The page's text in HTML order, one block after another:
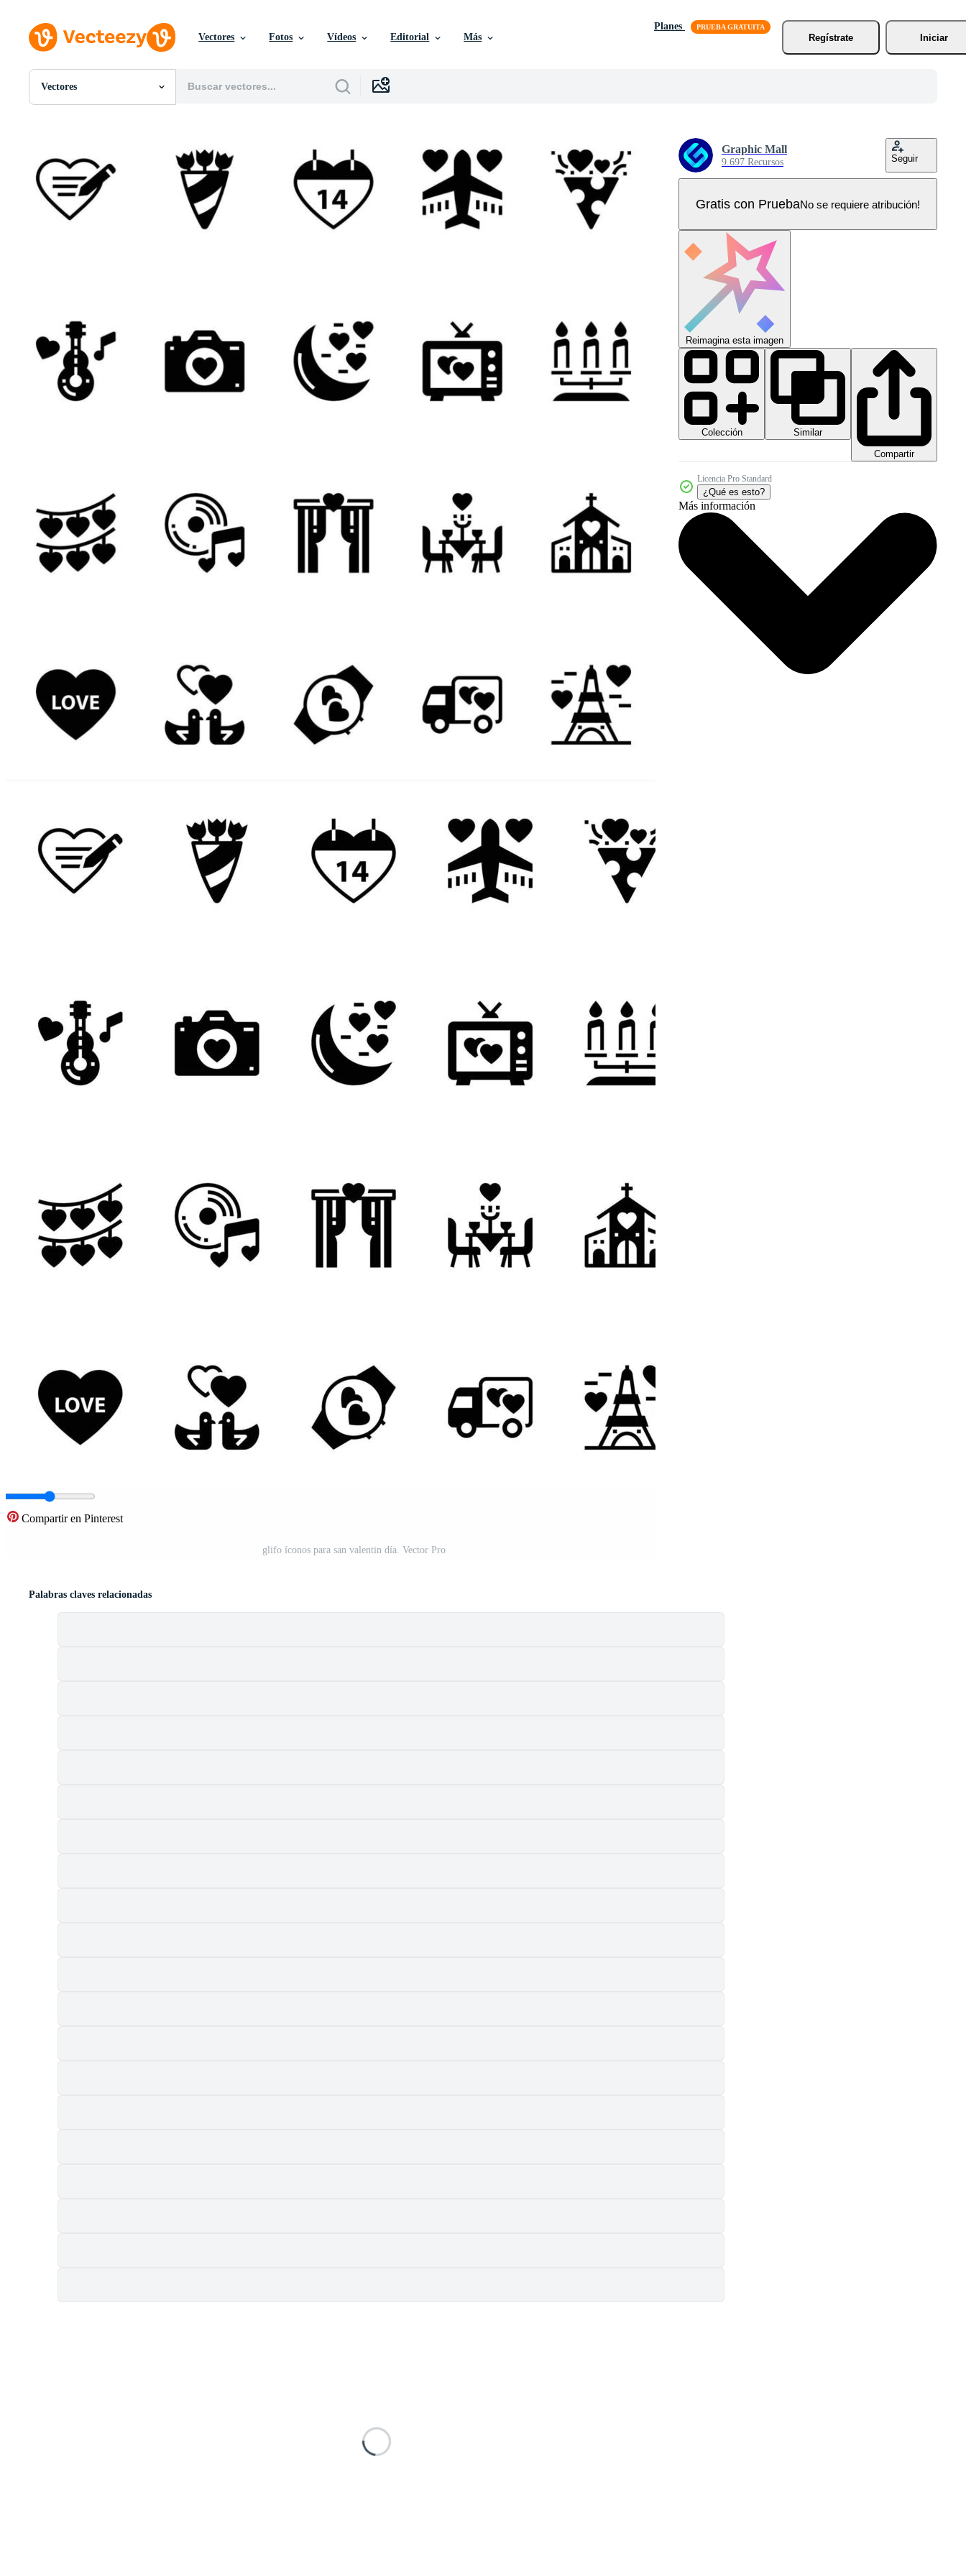
Vectores Fotos Vídeos Editorial Más
Planes
Regístrate
Iniciar
Vectores
Todas Imágenes
SVGs
Plantillas
Vectores
Videos
Gráficos en Movimiento
Compartir en Pinterest
glifo íconos para san valentin día. Vector Pro
Graphic Mall
9.697 Recursos Seguir
Gratis con PruebaNo se requiere atribución!
Reimagina esta imagen
Colección
Similar
Compartir
Licencia Pro Standard
¿Qué es esto?
Más información
Palabras claves relacionadas